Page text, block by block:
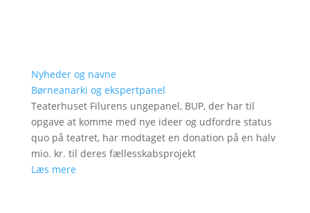
Nyheder og navne
Børneanarki og ekspertpanel
Teaterhuset Filurens ungepanel, BUP, der har til
opgave at komme med nye ideer og udfordre status
quo på teatret, har modtaget en donation på en halv
mio. kr. til deres fællesskabsprojekt
Læs mere